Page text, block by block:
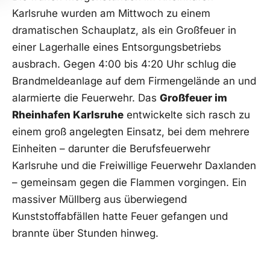
Karlsruhe wurden am Mittwoch zu einem
dramatischen Schauplatz, als ein Großfeuer in
einer Lagerhalle eines Entsorgungsbetriebs
ausbrach. Gegen 4:00 bis 4:20 Uhr schlug die
Brandmeldeanlage auf dem Firmengelände an und
alarmierte die Feuerwehr. Das Großfeuer im
Rheinhafen Karlsruhe entwickelte sich rasch zu
einem groß angelegten Einsatz, bei dem mehrere
Einheiten – darunter die Berufsfeuerwehr
Karlsruhe und die Freiwillige Feuerwehr Daxlanden
– gemeinsam gegen die Flammen vorgingen. Ein
massiver Müllberg aus überwiegend
Kunststoffabfällen hatte Feuer gefangen und
brannte über Stunden hinweg.